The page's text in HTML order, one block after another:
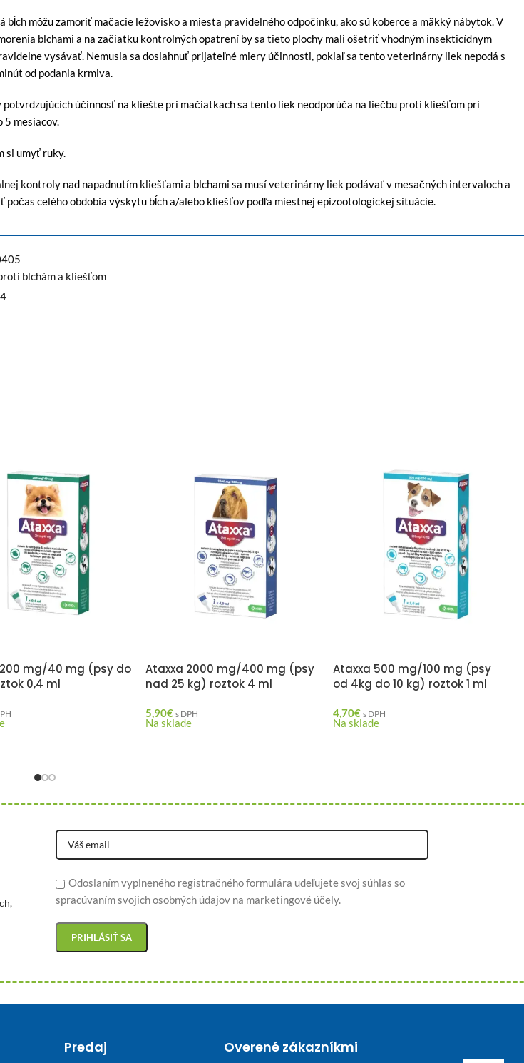
môžu zamoriť mačacie ležovisko a miesta pravidelného odpočinku, ako sú koberce a mäkký nábytok. V
blchami a na začiatku kontrolných opatrení by sa tieto plochy mali ošetriť vhodným insekticídnym
vysávať. Nemusia sa dosiahnuť prijateľné miery účinnosti, pokiaľ sa tento veterinárny liek nepodá s
od podania krmiva.
potvrdzujúcich účinnosť na kliešte pri mačiatkach sa tento liek neodporúča na liečbu proti kliešťom pri
5 mesiacov.
si umyť ruky.
kontroly nad napadnutím kliešťami a blchami sa musí veterinárny liek podávať v mesačných intervaloch a
počas celého obdobia výskytu bĺch a/alebo kliešťov podľa miestnej epizootologickej situácie.
blchám a kliešťom
mg/40 mg (psy do
0,4 ml
Ataxxa 2000 mg/400 mg (psy
nad 25 kg) roztok 4 ml
5,90€ s DPH
Na sklade
Ataxxa 500 mg/100 mg (psy
od 4kg do 10 kg) roztok 1 ml
4,70€ s DPH
Na sklade
Odoslaním vyplneného registračného formulára udeľujete svoj súhlas so
spracúvaním svojich osobných údajov na marketingové účely.
Predaj Overené zákazníkmi